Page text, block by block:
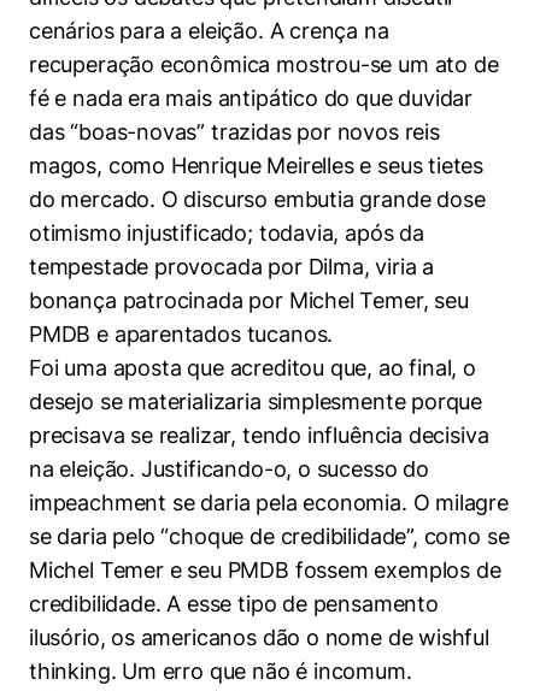
Engenharia Mecatrônica
Economia
Finanças
Negócios
Políticas Públicas
Sustentabilidade
Tecnologia e Dados
cenários para a eleição. A crença na
recuperação econômica mostrou-se um ato de
fé e nada era mais antipático do que duvidar
das “boas-novas” trazidas por novos reis
magos, como Henrique Meirelles e seus tietes
do mercado. O discurso embutia grande dose
otimismo injustificado; todavia, após da
tempestade provocada por Dilma, viria a
bonança patrocinada por Michel Temer, seu
PMDB e aparentados tucanos.
Foi uma aposta que acreditou que, ao final, o
desejo se materializaria simplesmente porque
precisava se realizar, tendo influência decisiva
na eleição. Justificando-o, o sucesso do
impeachment se daria pela economia. O milagre
se daria pelo “choque de credibilidade”, como se
Michel Temer e seu PMDB fossem exemplos de
credibilidade. A esse tipo de pensamento
ilusório, os americanos dão o nome de wishful
thinking. Um erro que não é incomum.